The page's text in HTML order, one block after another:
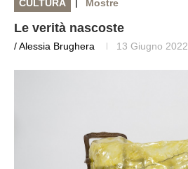
CULTURA Mostre
Le verità nascoste
/ Alessia Brughera 13 Giugno 2022